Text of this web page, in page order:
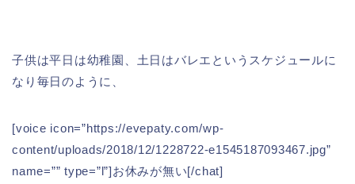
子供は平日は幼稚園、土日はバレエというスケジュールに
なり毎日のように、
[voice icon=”https://evepaty.com/wp-
content/uploads/2018/12/1228722-e1545187093467.jpg”
name=”” type=”l”]お休みが無い[/chat]